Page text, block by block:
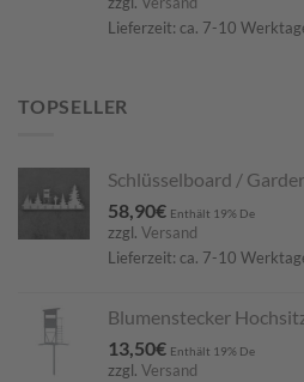
Lieferzeit: ca. 7-10
TOPSELLER
Schlüsselboard /
58,90€ Enthält 19% De
zzgl. Versand
Lieferzeit: ca. 7-10
Blumenstecker
13,50€ Enthält 19% De
zzgl. Versand